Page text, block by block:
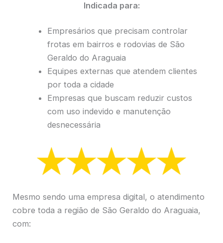
Indicada para:
Empresários que precisam controlar
frotas em bairros e rodovias de São
Geraldo do Araguaia
Equipes externas que atendem clientes
por toda a cidade
Empresas que buscam reduzir custos
com uso indevido e manutenção
desnecessária
Mesmo sendo uma empresa digital, o atendimento
cobre toda a região de São Geraldo do Araguaia,
com: